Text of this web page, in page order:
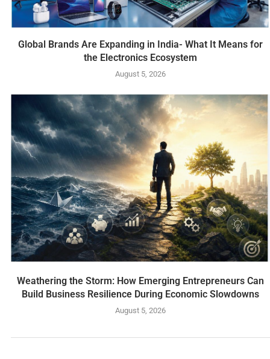
Global Brands Are Expanding in India- What It Means for
the Electronics Ecosystem
August 5, 2026
Weathering the Storm: How Emerging Entrepreneurs Can
Build Business Resilience During Economic Slowdowns
August 5, 2026